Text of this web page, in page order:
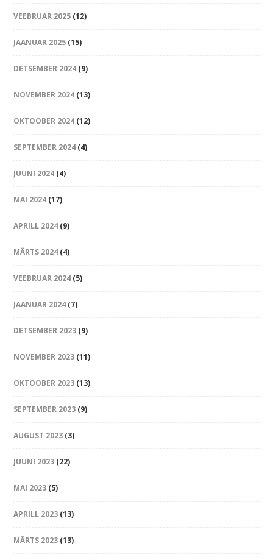
VEEBRUAR 2025 (12)
JAANUAR 2025 (15)
DETSEMBER 2024 (9)
NOVEMBER 2024 (13)
OKTOOBER 2024 (12)
SEPTEMBER 2024 (4)
JUUNI 2024 (4)
MAI 2024 (17)
APRILL 2024 (9)
MÄRTS 2024 (4)
VEEBRUAR 2024 (5)
JAANUAR 2024 (7)
DETSEMBER 2023 (9)
NOVEMBER 2023 (11)
OKTOOBER 2023 (13)
SEPTEMBER 2023 (9)
AUGUST 2023 (3)
JUUNI 2023 (22)
MAI 2023 (5)
APRILL 2023 (13)
MÄRTS 2023 (13)